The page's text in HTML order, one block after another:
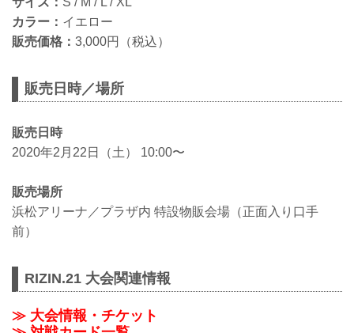
カラー： イエロー
販売価格： 3,000円（税込）
販売日時／場所
販売日時
2020年2月22日（土） 10:00〜
販売場所
浜松アリーナ／プラザ内 特設物販会場（正面入り口手
前）
RIZIN.21 大会関連情報
≫ 大会情報・チケット